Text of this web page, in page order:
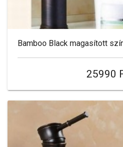
Bamboo Black magasított
25990